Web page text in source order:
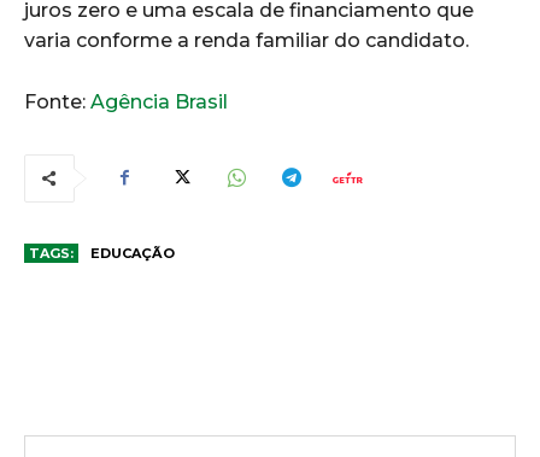
juros zero e uma escala de financiamento que
varia conforme a renda familiar do candidato.
Fonte: Agência Brasil
TAGS: EDUCAÇÃO